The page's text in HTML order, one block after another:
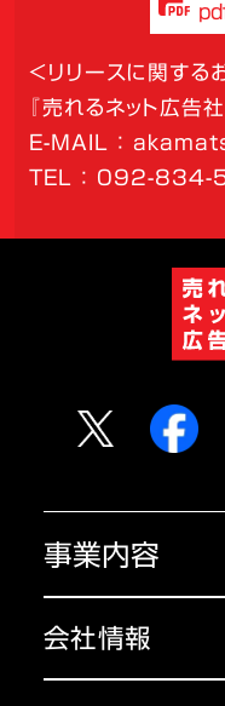
pdf
＜リリースに関する
『売れるネット広告
E-MAIL ：
TEL ： 092-834-
事業内容
コンサルテ
会社情報